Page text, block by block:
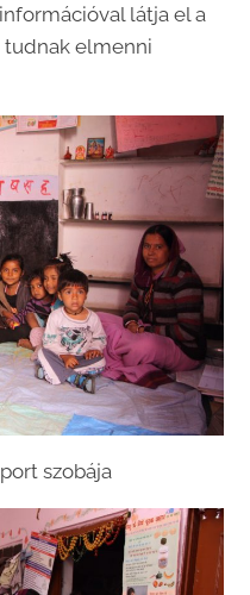
látja el a
tudnak elmenni
szobája